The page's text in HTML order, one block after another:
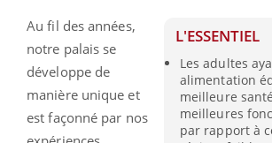
L'ESSENTIEL
Les adultes
alimentation
meilleure
meilleures
par rapport à
Au fil des années,
notre palais se
développe de
manière unique et
est façonné par nos